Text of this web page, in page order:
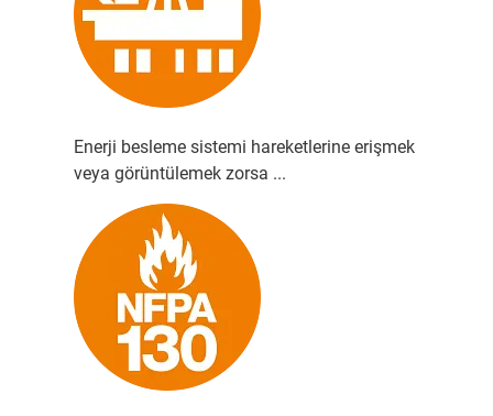
Enerji besleme sistemi hareketlerine erişmek
veya görüntülemek zorsa ...